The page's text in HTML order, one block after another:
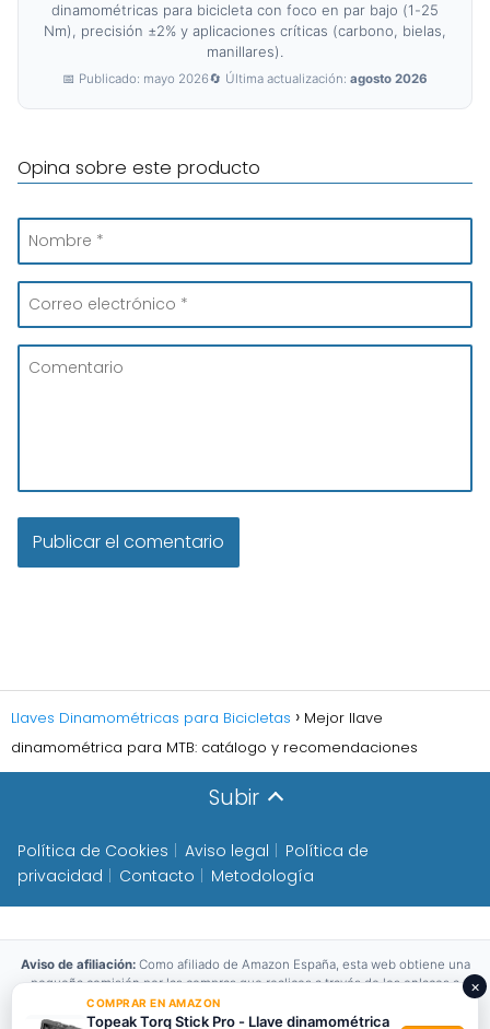
dinamométricas para bicicleta con foco en par bajo (1-25
Nm), precisión ±2% y aplicaciones críticas (carbono, bielas,
manillares).
📅 Publicado: mayo 2026🔄 Última actualización: agosto 2026
Opina sobre este producto
Llaves Dinamométricas para Bicicletas
Mejor llave
dinamométrica para MTB: catálogo y recomendaciones
Subir
Política de Cookies Aviso legal
Política de
privacidad
Contacto Metodología
Aviso de afiliación:Como afiliado de Amazon España, esta web obtiene una
pequeña comisión por las compras que realices a través de los enlaces a
sin coste adicional para ti
. El precio del producto es el mismo que
verías directamente en Amazon. Esto nos permite mantener la web
×
COMPRAR EN AMAZON
Topeak Torq Stick Pro - Llave dinamométrica